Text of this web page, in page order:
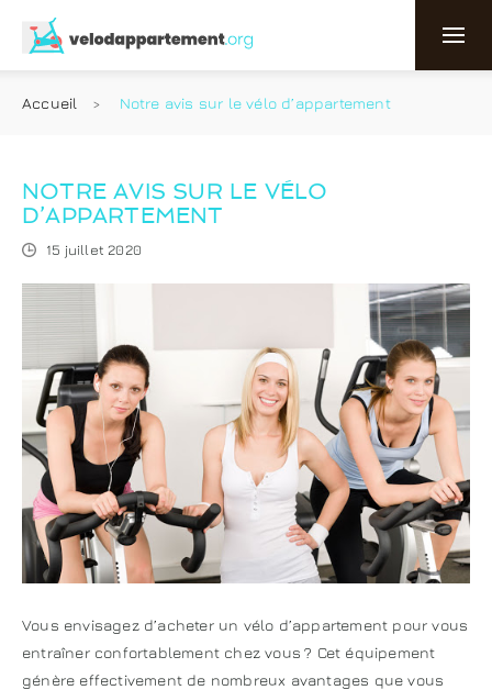
Accueil Notre avis sur le vélo d’appartement
NOTRE AVIS SUR LE VÉLO
D’APPARTEMENT
15 juillet 2020
Vous envisagez d’acheter un vélo d’appartement pour vous
entraîner confortablement chez vous ? Cet équipement
génère effectivement de nombreux avantages que vous